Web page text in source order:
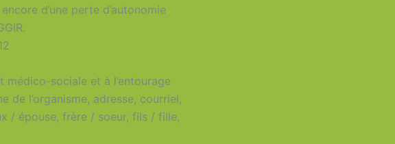
d’une perte d’autonomie
médico-sociale et à l’entourage
de l’organisme, adresse, courriel,
/ épouse, frère / soeur, fils / fille,